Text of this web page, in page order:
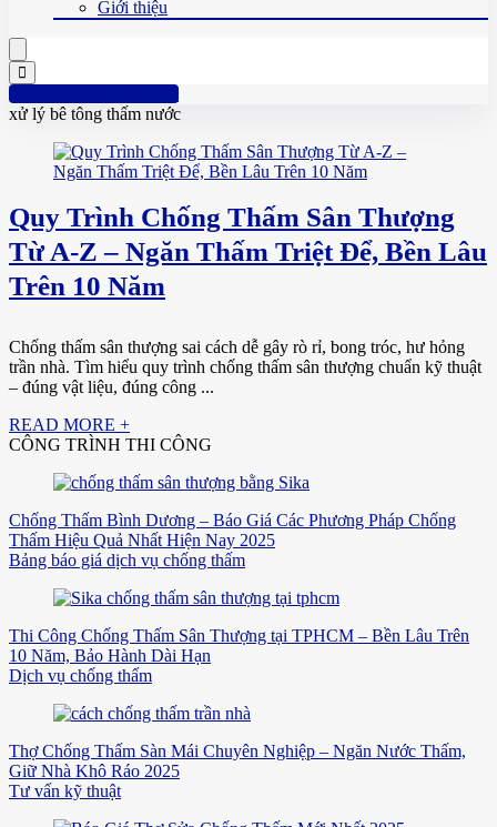
Giới thiệu
Hotline: 0961 894 472
xử lý bê tông thấm nước
Quy Trình Chống Thấm Sân Thượng
Từ A-Z – Ngăn Thấm Triệt Để, Bền Lâu
Trên 10 Năm
Chống thấm sân thượng sai cách dễ gây rò rỉ, bong tróc, hư hỏng
trần nhà. Tìm hiểu quy trình chống thấm sân thượng chuẩn kỹ thuật
– đúng vật liệu, đúng công ...
READ MORE +
CÔNG TRÌNH THI CÔNG
Chống Thấm Bình Dương – Báo Giá Các Phương Pháp Chống
Thấm Hiệu Quả Nhất Hiện Nay 2025
Bảng báo giá dịch vụ chống thấm
Thi Công Chống Thấm Sân Thượng tại TPHCM – Bền Lâu Trên
10 Năm, Bảo Hành Dài Hạn
Dịch vụ chống thấm
Thợ Chống Thấm Sàn Mái Chuyên Nghiệp – Ngăn Nước Thấm,
Giữ Nhà Khô Ráo 2025
Tư vấn kỹ thuật